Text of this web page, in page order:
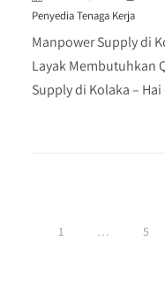
Penyedia Tenaga Kerja
Manpower Supply di
Layak Membutuhkan
Supply di Kolaka –
1 … 5